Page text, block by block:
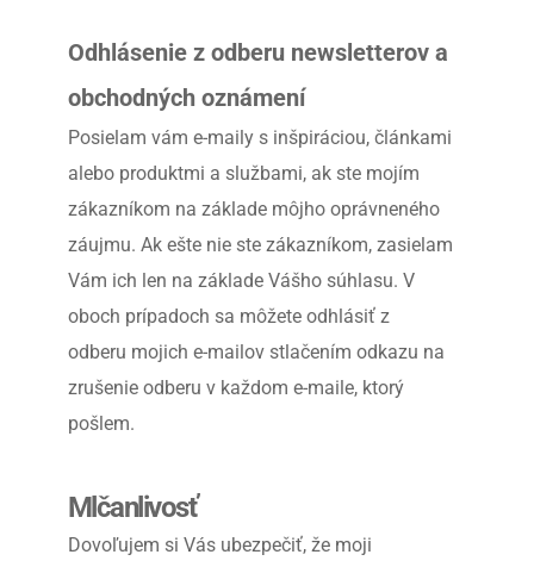
Odhlásenie z odberu newsletterov a
obchodných oznámení
Posielam vám e-maily s inšpiráciou, článkami
alebo produktmi a službami, ak ste mojím
zákazníkom na základe môjho oprávneného
záujmu. Ak ešte nie ste zákazníkom, zasielam
Vám ich len na základe Vášho súhlasu. V
oboch prípadoch sa môžete odhlásiť z
odberu mojich e-mailov stlačením odkazu na
zrušenie odberu v každom e-maile, ktorý
pošlem.
Mlčanlivosť
Dovoľujem si Vás ubezpečiť, že moji